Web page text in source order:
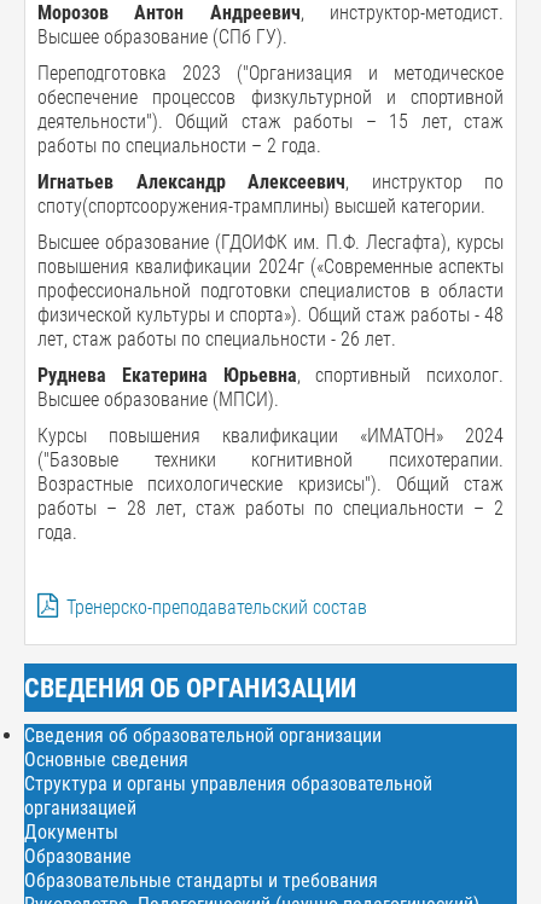
Морозов Антон Андреевич, инструктор-методист.
Высшее образование (СПб ГУ).
Переподготовка 2023 ("Организация и методическое
обеспечение процессов физкультурной и спортивной
деятельности"). Общий стаж работы – 15 лет, стаж
работы по специальности – 2 года.
Игнатьев Александр Алексеевич, инструктор по
споту(спортсооружения-трамплины) высшей категории.
Высшее образование (ГДОИФК им. П.Ф. Лесгафта), курсы
повышения квалификации 2024г («Современные аспекты
профессиональной подготовки специалистов в области
физической культуры и спорта»). Общий стаж работы - 48
лет, стаж работы по специальности - 26 лет.
Руднева Екатерина Юрьевна, спортивный психолог.
Высшее образование (МПСИ).
Курсы повышения квалификации «ИМАТОН» 2024
("Базовые техники когнитивной психотерапии.
Возрастные психологические кризисы"). Общий стаж
работы – 28 лет, стаж работы по специальности – 2
года.
Тренерско-преподавательский состав
СВЕДЕНИЯ ОБ ОРГАНИЗАЦИИ
Сведения об образовательной организации
Основные сведения
Структура и органы управления образовательной
организацией
Документы
Образование
Образовательные стандарты и требования